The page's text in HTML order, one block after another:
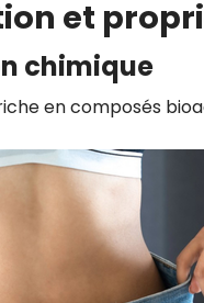
et
chimique
en composés